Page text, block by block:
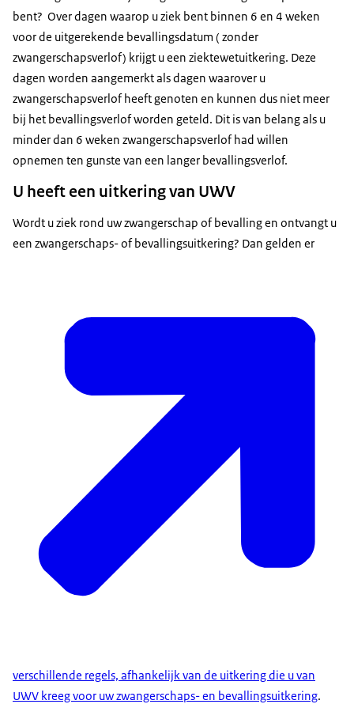
bent? Over dagen waarop u ziek bent binnen 6 en 4 weken
voor de uitgerekende bevallingsdatum ( zonder
zwangerschapsverlof) krijgt u een ziektewetuitkering. Deze
dagen worden aangemerkt als dagen waarover u
zwangerschapsverlof heeft genoten en kunnen dus niet meer
bij het bevallingsverlof worden geteld. Dit is van belang als u
minder dan 6 weken zwangerschapsverlof had willen
opnemen ten gunste van een langer bevallingsverlof.
U heeft een uitkering van UWV
Wordt u ziek rond uw zwangerschap of bevalling en ontvangt u
een zwangerschaps- of bevallingsuitkering? Dan gelden er
verschillende regels, afhankelijk van de uitkering die u van
UWV kreeg voor uw zwangerschaps- en bevallingsuitkering.